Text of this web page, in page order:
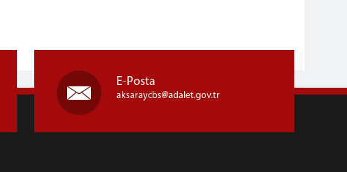
E-Posta
aksaraycbs adalet.gov.tr